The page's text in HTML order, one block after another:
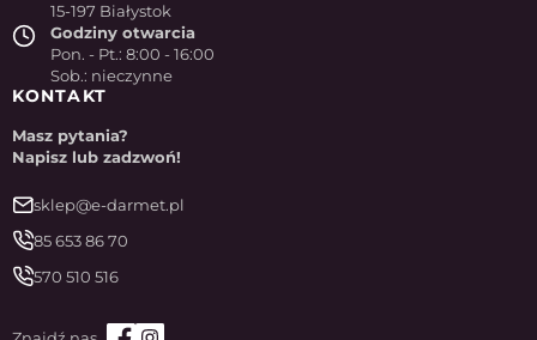
15-197 Białystok
Godziny otwarcia
Pon. - Pt.: 8:00 - 16:00
Sob.: nieczynne
KONTAKT
Masz pytania?
Napisz lub zadzwoń!
sklep@e-darmet.pl
85 653 86 70
570 510 516